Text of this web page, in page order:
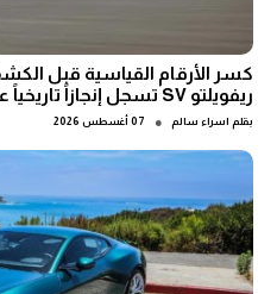
كسر الأرقام القياسية قبل
ريفويلتو SV تسجل إنجازاً تاريخياً على حلبة هوكنهايم
بقلم اسراء سالم ● 07 أغسطس 2026